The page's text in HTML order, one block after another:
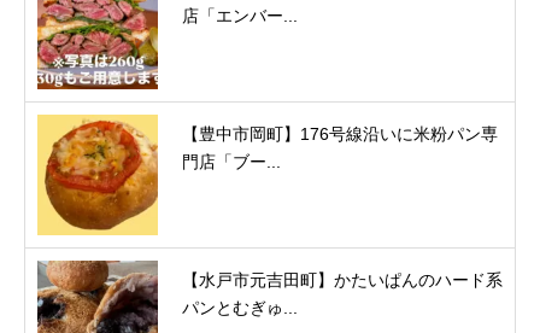
店「エンバー...
【豊中市岡町】176号線沿いに米粉パン専
門店「ブー...
【水戸市元吉田町】かたいぱんのハード系
パンとむぎゅ...